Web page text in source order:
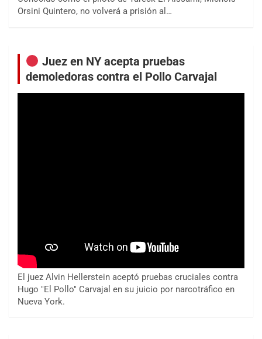
Orsini Quintero, no volverá a prisión al…
Juez en NY acepta pruebas
demoledoras contra el Pollo Carvajal
El juez Alvin Hellerstein aceptó pruebas cruciales contra
Hugo "El Pollo" Carvajal en su juicio por narcotráfico en
Nueva York.